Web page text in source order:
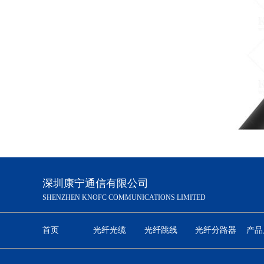
深圳康宁通信有限公司
SHENZHEN KNOFC COMMUNICATIONS LIMITED
首页 光纤光缆 光纤跳线 光纤分路器 产